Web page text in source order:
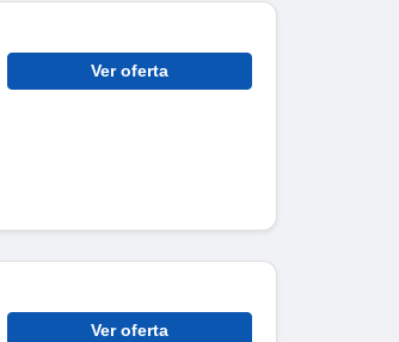
Ver oferta
Ver oferta